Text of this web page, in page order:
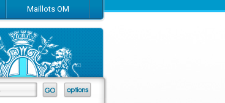
Maillots OM